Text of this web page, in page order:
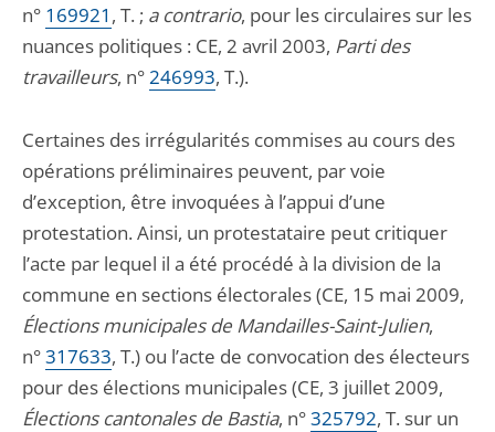
n° 169921 , T. ; a contrario, pour les circulaires sur les
nuances politiques : CE, 2 avril 2003, Parti des
travailleurs, n°246993, T.).
Certaines des irrégularités commises au cours des
opérations préliminaires peuvent, par voie
d’exception, être invoquées à l’appui d’une
protestation. Ainsi, un protestataire peut critiquer
l’acte par lequel il a été procédé à la division de la
commune en sections électorales (CE, 15 mai 2009,
Élections municipales de Mandailles-Saint-Julien,
n°317633, T.) ou l’acte de convocation des électeurs
pour des élections municipales (CE, 3 juillet 2009,
Élections cantonales de Bastia, n°325792, T. sur un